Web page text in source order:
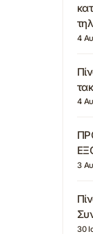
4
4
3
30